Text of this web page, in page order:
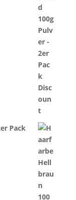
Pack